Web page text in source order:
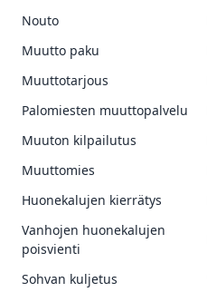
Nouto
Muutto paku
Muuttotarjous
Palomiesten muuttopalvelu
Muuton kilpailutus
Muuttomies
Huonekalujen kierrätys
Vanhojen huonekalujen
poisvienti
Sohvan kuljetus